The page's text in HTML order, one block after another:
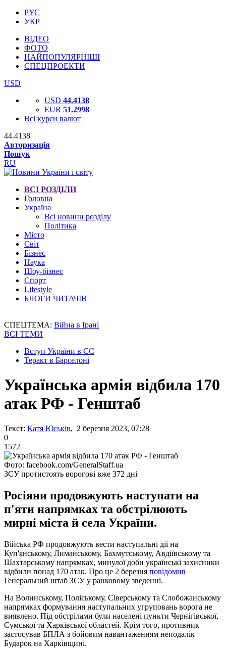
РУС
УКР
ВІДЕО
ФОТО
НАЙПОПУЛЯРНІШІ
СПЕЦПРОЕКТИ
USD
USD 44.4138
EUR 51.2998
Всі курси валют
44.4138
Авторизація
Пошук
RU
ВСІ РОЗДІЛИ
Головна
Україна
Всі новини розділу
Політика
Місто
Світ
Бізнес
Наука
Шоу-бізнес
Спорт
Lifestyle
БЛОГИ ЧИТАЧІВ
СПЕЦТЕМА: Війна в Ірані
ВСІ ТЕМИ
Вступ України в ЄС
Теракт в Барселоні
Українська армія відбила 170
атак РФ - Генштаб
Текст: Катя Юськів, 2 березня 2023, 07:28
0
1572
Фото: facebook.com/GeneralStaff.ua
ЗСУ протистоять ворогові вже 372 дні
Росіяни продовжують наступати на
п'яти напрямках та обстрілюють
мирні міста й села України.
Війська РФ продовжують вести наступальні дії на
Куп'янському, Лиманському, Бахмутському, Авдіївському та
Шахтарському напрямках, минулої доби українські захисники
відбили понад 170 атак. Про це 2 березня повідомив
Генеральний штаб ЗСУ у ранковому зведенні.
На Волинському, Поліському, Сіверському та Слобожанському
напрямках формування наступальних угруповань ворога не
виявлено. Під обстрілами були населені пункти Чернігівської,
Сумської та Харківської областей. Крім того, противник
застосував БПЛА з бойовим навантаженням неподалік
Бударок на Харківщині.